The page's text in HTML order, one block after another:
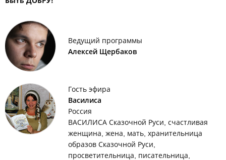
Ведущий программы
Алексей Щербаков
Гость эфира
Василиса
Россия
ВАСИЛИСА Сказочной Руси, счастливая
женщина, жена, мать, хранительница
образов Сказочной Руси,
просветительница, писательница,